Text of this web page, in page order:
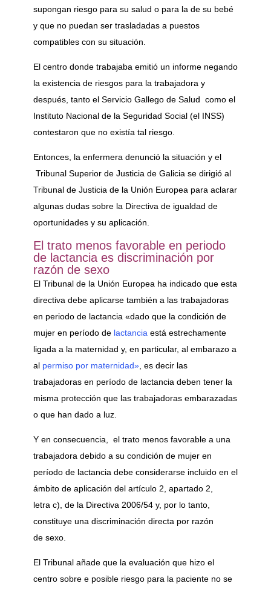
supongan riesgo para su salud o para la de su bebé
y que no puedan ser trasladadas a puestos
compatibles con su situación.
El centro donde trabajaba emitió un informe negando
la existencia de riesgos para la trabajadora y
después, tanto el Servicio Gallego de Salud como el
Instituto Nacional de la Seguridad Social (el INSS)
contestaron que no existía tal riesgo.
Entonces, la enfermera denunció la situación y el
Tribunal Superior de Justicia de Galicia se dirigió al
Tribunal de Justicia de la Unión Europea para aclarar
algunas dudas sobre la Directiva de igualdad de
oportunidades y su aplicación.
El trato menos favorable en periodo
de lactancia es discriminación por
razón de sexo
El Tribunal de la Unión Europea ha indicado que esta
directiva debe aplicarse también a las trabajadoras
en periodo de lactancia «dado que la condición de
mujer en período de lactancia está estrechamente
ligada a la maternidad y, en particular, al embarazo a
al permiso por maternidad», es decir las
trabajadoras en período de lactancia deben tener la
misma protección que las trabajadoras embarazadas
o que han dado a luz.
Y en consecuencia, el trato menos favorable a una
trabajadora debido a su condición de mujer en
período de lactancia debe considerarse incluido en el
ámbito de aplicación del artículo 2, apartado 2,
letra c), de la Directiva 2006/54 y, por lo tanto,
constituye una discriminación directa por razón
de sexo.
El Tribunal añade que la evaluación que hizo el
centro sobre e posible riesgo para la paciente no se